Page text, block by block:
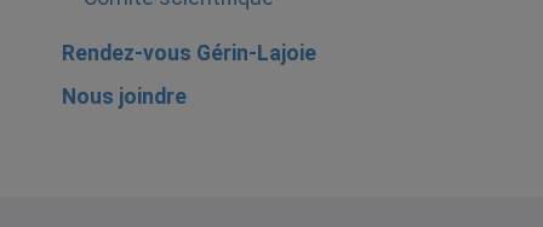
Rendez-vous Gérin-Lajoie
Nous joindre